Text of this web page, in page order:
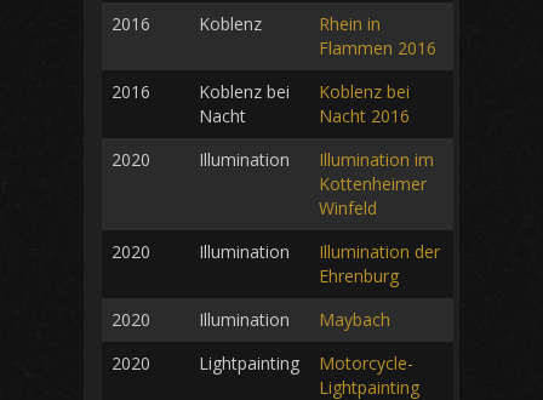
2016
Koblenz
Rhein in
Flammen 2016
2016
Koblenz bei
Nacht
Koblenz bei
Nacht 2016
2020
Illumination
Illumination im
Kottenheimer
Winfeld
2020
Illumination
Illumination der
Ehrenburg
2020
Illumination
Maybach
2020
Lightpainting
Motorcycle-
Lightpainting